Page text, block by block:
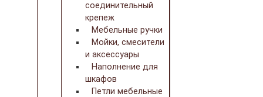
соединительный
крепеж
Мебельные ручки
Мойки, смесители
и аксессуары
Наполнение для
шкафов
Петли мебельные